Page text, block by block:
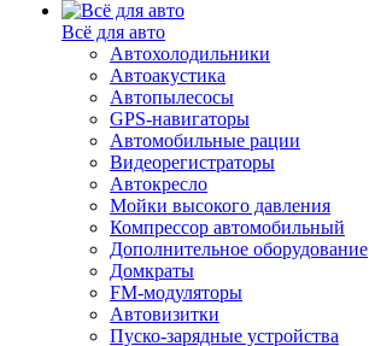
Всё для авто
Автохолодильники
Автоакустика
Автопылесосы
GPS-навигаторы
Автомобильные рации
Видеорегистраторы
Автокресло
Мойки высокого давления
Компрессор автомобильный
Дополнительное оборудование
Домкраты
FM-модуляторы
Автовизитки
Пуско-зарядные устройства